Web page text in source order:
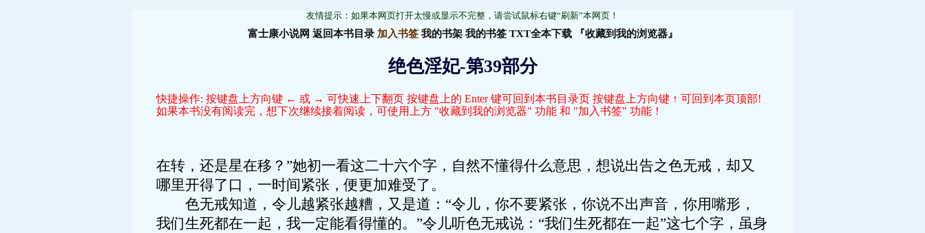
友情提示：如果本网页打开太慢或显示不完整，请尝试鼠标右键“刷新”本网页！
富士康小说网 返回本书目录 加入书签 我的书架 我的书签 TXT全本下载 『收藏到我的浏览器』
绝色淫妃-第39部分
快捷操作: 按键盘上方向键 ← 或 → 可快速上下翻页 按键盘上的 Enter 键可回到本书目录页 按键盘上方向键 ↑ 可回到本页顶部!
如果本书没有阅读完，想下次继续接着阅读，可使用上方 "收藏到我的浏览器" 功能 和 "加入书签" 功能！
在转，还是星在移？”她初一看这二十六个字，自然不懂得什么意思，想说出告之色无戒，却又
哪里开得了口，一时间紧张，便更加难受了。
色无戒知道，令儿越紧张越糟，又是道：“令儿，你不要紧张，你说不出声音，你用嘴形，
我们生死都在一起，我一定能看得懂的。”令儿听色无戒说：“我们生死都在一起”这七个字，虽身